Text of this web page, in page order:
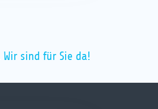
Wir sind für Sie da!